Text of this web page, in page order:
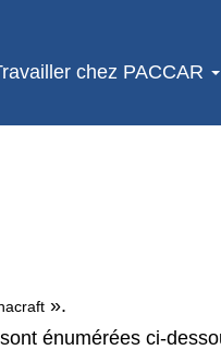
chez PACCAR
».
énumérées ci-